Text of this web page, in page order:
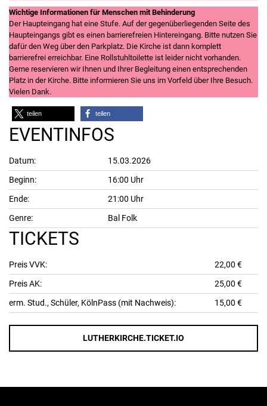
Wichtige Informationen für Menschen mit Behinderung
Der Haupteingang hat eine Stufe. Auf der gegenüberliegenden Seite des
Haupteingangs gibt es einen barrierefreien Hintereingang. Bitte nutzen Sie
dafür den Weg über den Parkplatz. Die Kirche ist dann komplett
barrierefrei erreichbar. Eine Rollstuhltoilette ist leider nicht vorhanden.
Gerne reservieren wir Ihnen und Ihrer Begleitung einen entsprechenden
Platz in der Kirche. Bitte informieren Sie uns im Vorfeld über Ihre Besuch.
Vielen Dank.
teilen teilen
EVENTINFOS
Datum:
15.03.2026
Beginn:
16:00 Uhr
Ende:
21:00 Uhr
Genre:
Bal Folk
TICKETS
Preis VVK:
22,00 €
Preis AK:
25,00 €
erm. Stud., Schüler, KölnPass (mit Nachweis):
15,00 €
LUTHERKIRCHE.TICKET.IO